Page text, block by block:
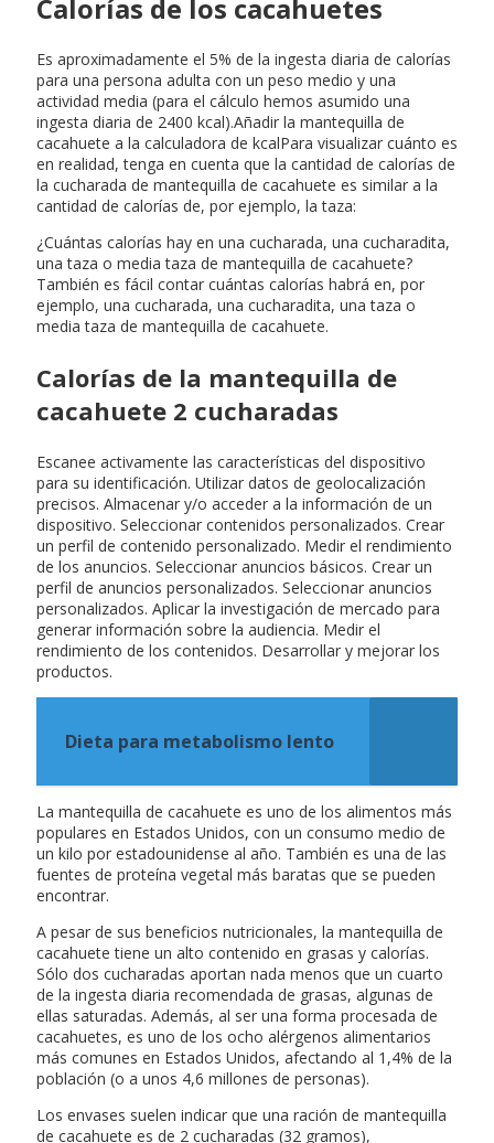
Calorías de los cacahuetes
Es aproximadamente el 5% de la ingesta diaria de calorías
para una persona adulta con un peso medio y una
actividad media (para el cálculo hemos asumido una
ingesta diaria de 2400 kcal).Añadir la mantequilla de
cacahuete a la calculadora de kcalPara visualizar cuánto es
en realidad, tenga en cuenta que la cantidad de calorías de
la cucharada de mantequilla de cacahuete es similar a la
cantidad de calorías de, por ejemplo, la taza:
¿Cuántas calorías hay en una cucharada, una cucharadita,
una taza o media taza de mantequilla de cacahuete?
También es fácil contar cuántas calorías habrá en, por
ejemplo, una cucharada, una cucharadita, una taza o
media taza de mantequilla de cacahuete.
Calorías de la mantequilla de
cacahuete 2 cucharadas
Escanee activamente las características del dispositivo
para su identificación. Utilizar datos de geolocalización
precisos. Almacenar y/o acceder a la información de un
dispositivo. Seleccionar contenidos personalizados. Crear
un perfil de contenido personalizado. Medir el rendimiento
de los anuncios. Seleccionar anuncios básicos. Crear un
perfil de anuncios personalizados. Seleccionar anuncios
personalizados. Aplicar la investigación de mercado para
generar información sobre la audiencia. Medir el
rendimiento de los contenidos. Desarrollar y mejorar los
productos.
Dieta para metabolismo lento
La mantequilla de cacahuete es uno de los alimentos más
populares en Estados Unidos, con un consumo medio de
un kilo por estadounidense al año. También es una de las
fuentes de proteína vegetal más baratas que se pueden
encontrar.
A pesar de sus beneficios nutricionales, la mantequilla de
cacahuete tiene un alto contenido en grasas y calorías.
Sólo dos cucharadas aportan nada menos que un cuarto
de la ingesta diaria recomendada de grasas, algunas de
ellas saturadas. Además, al ser una forma procesada de
cacahuetes, es uno de los ocho alérgenos alimentarios
más comunes en Estados Unidos, afectando al 1,4% de la
población (o a unos 4,6 millones de personas).
Los envases suelen indicar que una ración de mantequilla
de cacahuete es de 2 cucharadas (32 gramos),